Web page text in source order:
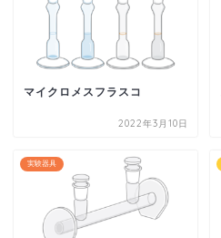
マイクロメスフラスコ
2022年3月10日
実験器具